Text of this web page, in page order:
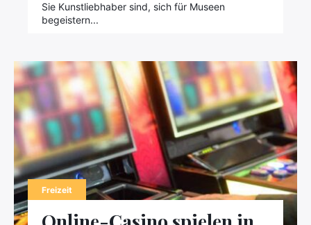
Sie Kunstliebhaber sind, sich für Museen
begeistern...
Freizeit